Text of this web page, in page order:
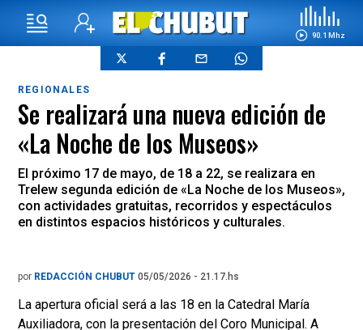
90.1 Mhz
REGIONALES
Se realizará una nueva edición de
«La Noche de los Museos»
El próximo 17 de mayo, de 18 a 22, se realizara en
Trelew segunda edición de «La Noche de los Museos»,
con actividades gratuitas, recorridos y espectáculos
en distintos espacios históricos y culturales.
por REDACCIÓN CHUBUT 05/05/2026 - 21.17.hs
La apertura oficial será a las 18 en la Catedral María
Auxiliadora, con la presentación del Coro Municipal. A